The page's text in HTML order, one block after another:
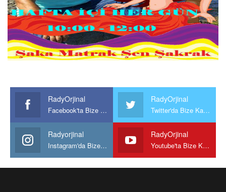
RadyOrjinal
Facebook'ta Bize Katılın
RadyOrjinal
Twitter'da Bize Katılın
Radyorjinal
Instagram'da Bize katılın
RadyOrjinal
Youtube'ta Bize Katılın